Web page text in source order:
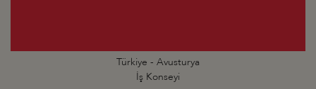
Türkiye - Avusturya
İş Konseyi